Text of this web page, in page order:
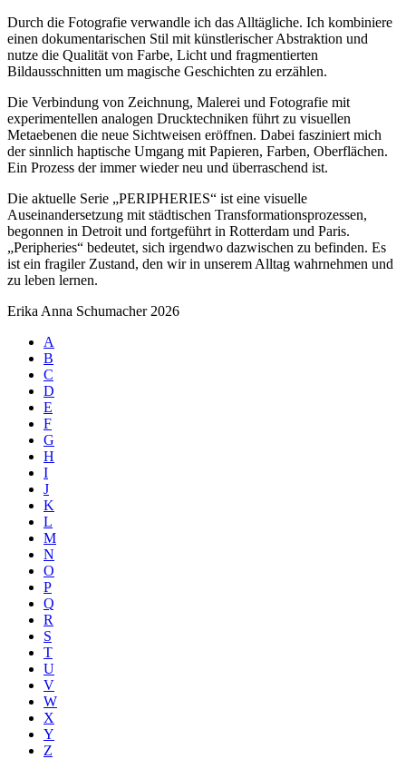
Durch die Fotografie verwandle ich das Alltägliche. Ich kombiniere
einen dokumentarischen Stil mit künstlerischer Abstraktion und
nutze die Qualität von Farbe, Licht und fragmentierten
Bildausschnitten um magische Geschichten zu erzählen.
Die Verbindung von Zeichnung, Malerei und Fotografie mit
experimentellen analogen Drucktechniken führt zu visuellen
Metaebenen die neue Sichtweisen eröffnen. Dabei fasziniert mich
der sinnlich haptische Umgang mit Papieren, Farben, Oberflächen.
Ein Prozess der immer wieder neu und überraschend ist.
Die aktuelle Serie „PERIPHERIES“ ist eine visuelle
Auseinandersetzung mit städtischen Transformationsprozessen,
begonnen in Detroit und fortgeführt in Rotterdam und Paris.
„Peripheries“ bedeutet, sich irgendwo dazwischen zu befinden. Es
ist ein fragiler Zustand, den wir in unserem Alltag wahrnehmen und
zu leben lernen.
Erika Anna Schumacher 2026
A
B
C
D
E
F
G
H
I
J
K
L
M
N
O
P
Q
R
S
T
U
V
W
X
Y
Z